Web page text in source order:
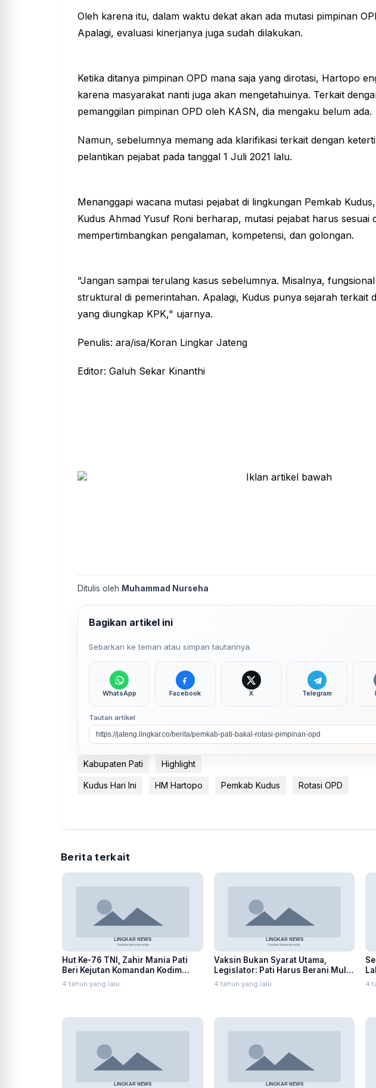
Oleh karena itu, dalam waktu dekat akan ada mutasi pimpinan
Apalagi, evaluasi kinerjanya juga sudah dilakukan.
Ketika ditanya pimpinan OPD mana saja yang dirotasi, Hartopo
karena masyarakat nanti juga akan mengetahuinya. Terkait
pemanggilan pimpinan OPD oleh KASN, dia mengaku belum ada.
Namun, sebelumnya memang ada klarifikasi terkait dengan
pelantikan pejabat pada tanggal 1 Juli 2021 lalu.
Menanggapi wacana mutasi pejabat di lingkungan Pemkab
Kudus Ahmad Yusuf Roni berharap, mutasi pejabat harus sesuai
mempertimbangkan pengalaman, kompetensi, dan golongan.
"Jangan sampai terulang kasus sebelumnya. Misalnya,
struktural di pemerintahan. Apalagi, Kudus punya sejarah terkait
yang diungkap KPK," ujarnya.
Penulis: ara/isa/Koran Lingkar Jateng
Editor: Galuh Sekar Kinanthi
Ditulis oleh Muhammad Nurseha
Bagikan artikel ini
Sebarkan ke teman atau simpan tautannya.
WhatsApp Facebook X Telegram
Tautan artikel
Kabupaten Pati Highlight
Kudus Hari Ini HM Hartopo Pemkab Kudus Rotasi OPD
Berita terkait
Hut Ke-76 TNI, Zahir Mania Pati
Beri Kejutan Komandan Kodim
0718
4 tahun yang lalu
Vaksin Bukan Syarat Utama,
Legislator: Pati Harus Berani Mulai
PTM
4 tahun yang lalu 4